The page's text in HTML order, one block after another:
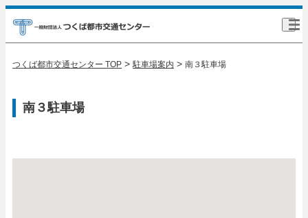
つくば都市交通センター TOP > 駐車場案内 > 南３駐車場
南３駐車場